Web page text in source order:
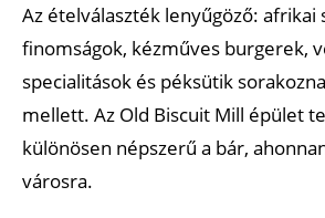
Az ételválaszték lenyűgöző: afrikai
finomságok, kézműves burgerek,
specialitások és péksütik
mellett. Az Old Biscuit Mill épület
különösen népszerű a bár,
városra.